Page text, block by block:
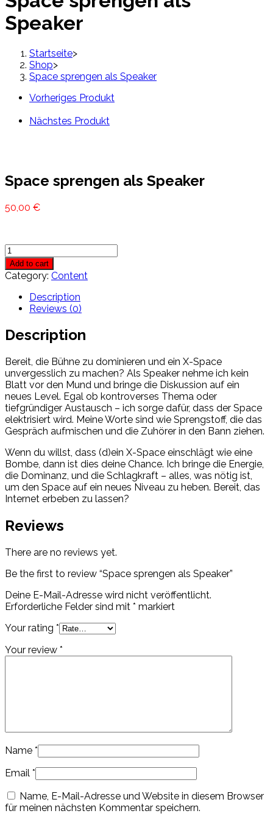
Speaker
Startseite>
Shop>
Space sprengen als Speaker
Vorheriges Produkt
Nächstes Produkt
Space sprengen als Speaker
50,00 €
Space
sprengen
als
Speaker
quantity
Add to cart
Category: Content
Description
Reviews (0)
Description
Bereit, die Bühne zu dominieren und ein X-Space
unvergesslich zu machen? Als Speaker nehme ich kein
Blatt vor den Mund und bringe die Diskussion auf ein
neues Level. Egal ob kontroverses Thema oder
tiefgründiger Austausch – ich sorge dafür, dass der Space
elektrisiert wird. Meine Worte sind wie Sprengstoff, die das
Gespräch aufmischen und die Zuhörer in den Bann ziehen.
Wenn du willst, dass (d)ein X-Space einschlägt wie eine
Bombe, dann ist dies deine Chance. Ich bringe die Energie,
die Dominanz, und die Schlagkraft – alles, was nötig ist,
um den Space auf ein neues Niveau zu heben. Bereit, das
Internet erbeben zu lassen?
Reviews
There are no reviews yet.
Be the first to review “Space sprengen als Speaker”
Deine E-Mail-Adresse wird nicht veröffentlicht.
Erforderliche Felder sind mit * markiert
Your rating *
Your review *
Name *
Email *
Name, E-Mail-Adresse und Website in diesem Browser
für meinen nächsten Kommentar speichern.